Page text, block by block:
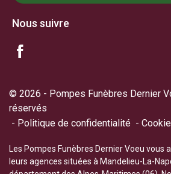
Nous suivre
© 2026 - Pompes Funèbres Dernier
réservés
Politique de confidentialité
Les Pompes Funèbres Dernier Voeu vous
leurs agences situées à Mandelieu-La-